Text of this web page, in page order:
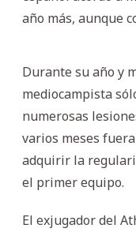
año más, aunque
Durante su año y
mediocampista
numerosas
varios meses
adquirir la
el primer equipo.
El exjugador del